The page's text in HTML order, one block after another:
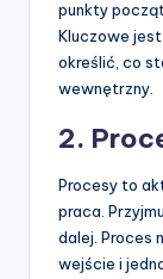
punkty
Kluczowe
określić, co
wewnętrzny.
2.
Procesy to
praca.
dalej. Proces
wejście i